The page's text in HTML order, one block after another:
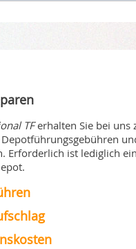
TFerhalten Sie bei uns
Erforderlich ist lediglich